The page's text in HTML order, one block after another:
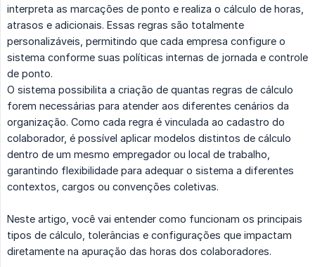
interpreta as marcações de ponto e realiza o cálculo de horas,
atrasos e adicionais. Essas regras são totalmente
personalizáveis, permitindo que cada empresa configure o
sistema conforme suas políticas internas de jornada e controle
de ponto.
O sistema possibilita a criação de quantas regras de cálculo
forem necessárias para atender aos diferentes cenários da
organização. Como cada regra é vinculada ao cadastro do
colaborador, é possível aplicar modelos distintos de cálculo
dentro de um mesmo empregador ou local de trabalho,
garantindo flexibilidade para adequar o sistema a diferentes
contextos, cargos ou convenções coletivas.
Neste artigo, você vai entender como funcionam os principais
tipos de cálculo, tolerâncias e configurações que impactam
diretamente na apuração das horas dos colaboradores.